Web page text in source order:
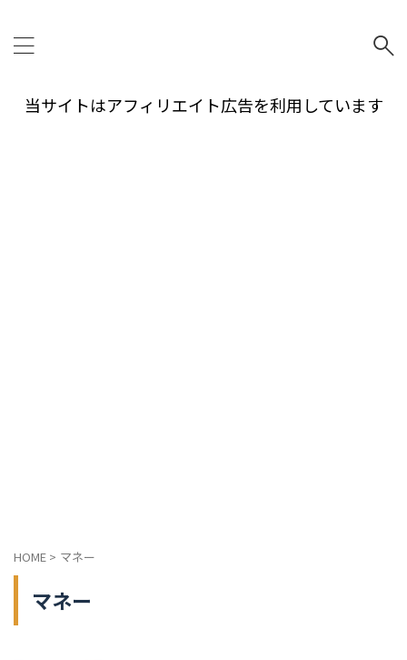
当サイトはアフィリエイト広告を利用しています
HOME > マネー
マネー